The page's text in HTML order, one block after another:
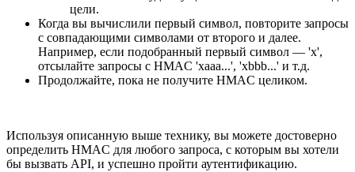
цели.
Когда вы вычислили первый символ, повторите запросы
с совпадающими символами от второго и далее.
Например, если подобранный первый символ — 'x',
отсылайте запросы с HMAC 'xaaa...', 'xbbb...' и т.д.
Продолжайте, пока не получите HMAC целиком.
Используя описанную выше технику, вы можете достоверно
определить HMAC для любого запроса, с которым вы хотели
бы вызвать API, и успешно пройти аутентификацию.